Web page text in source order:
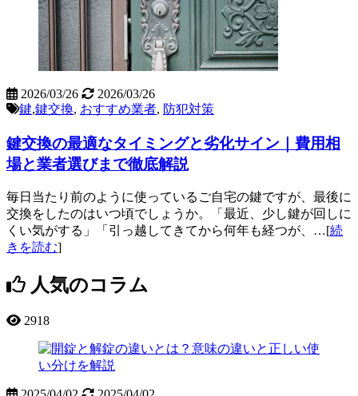
2026/03/26
2026/03/26
鍵,鍵交換, おすすめ業者, 防犯対策
鍵交換の最適なタイミングと劣化サイン｜費用相
場と業者選びまで徹底解説
毎日当たり前のように使っているご自宅の鍵ですが、最後に
交換をしたのはいつ頃でしょうか。「最近、少し鍵が回しに
くい気がする」「引っ越してきてから何年も経つが、…[続
きを読む]
人気のコラム
2918